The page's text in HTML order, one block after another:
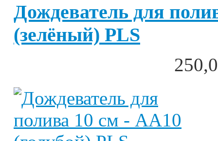
Дождеватель для
(зелёный) PLS